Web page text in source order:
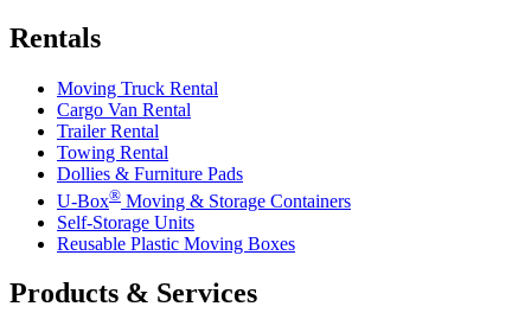
Rentals
Moving Truck Rental
Cargo Van Rental
Trailer Rental
Towing Rental
Dollies & Furniture Pads
U-Box® Moving & Storage Containers
Self-Storage Units
Reusable Plastic Moving Boxes
Products & Services